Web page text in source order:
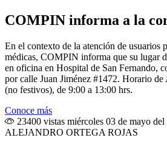
COMPIN informa a la
En el contexto de la atención de usuarios
médicas, COMPIN informa que su lugar
en oficina en Hospital de San Fernando,
por calle Juan Jiménez #1472. Horario
(no festivos), de 9:00 a 13:00 hrs.
Conoce más
23400 vistas miércoles 03 de mayo del
ALEJANDRO ORTEGA ROJAS